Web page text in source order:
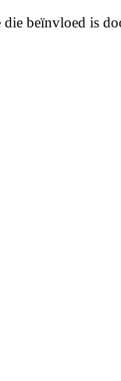
beïnvloed is